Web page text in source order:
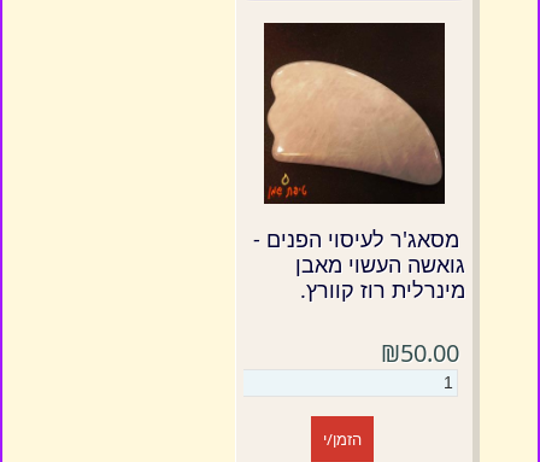
מסאג'ר לעיסוי הפנים -
גואשה העשוי מאבן
מינרלית רוז קוורץ.
₪50.00
הזמן/י